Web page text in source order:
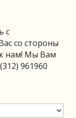
с
со стороны
нам! Мы Вам
961960